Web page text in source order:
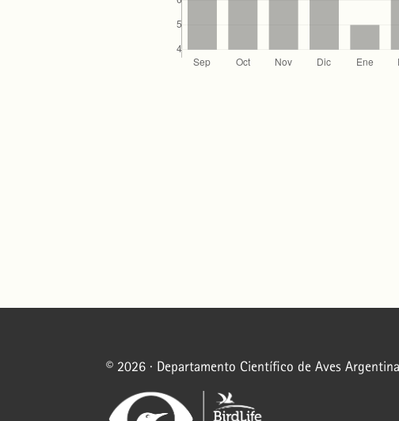
© 2026 · Departamento Científico de Aves